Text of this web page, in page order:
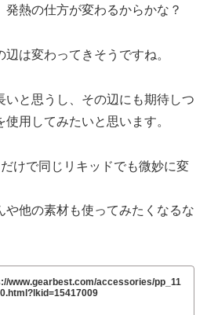
熱の仕方が変わるからかな？
は変わってきそうですね。
いと思うし、その辺にも期待しつ
用してみたいと思います。
けで同じリキッドでも微妙に変
や他の素材も使ってみたくなるな
www.gearbest.com/accessories/pp_11